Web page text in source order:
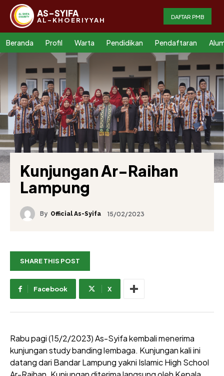
AS-SYIFA
AL-KHOERIYYAH DAFTAR PMB
Beranda Profil Warta Pendidikan Pendaftaran
Kunjungan Ar-Raihan
Lampung
By Official As-Syifa 15/02/2023
SHARE THIS POST
Facebook X
Rabu pagi (15/2/2023) As-Syifa kembali menerima
kunjungan study banding lembaga. Kunjungan kali ini
datang dari Bandar Lampung yakni Islamic High School